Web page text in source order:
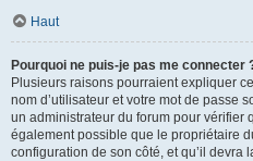
Haut
Pourquoi ne puis-je pas me connecter
Plusieurs raisons pourraient expliquer
nom d’utilisateur et votre mot de passe
un administrateur du forum pour vérifier
également possible que le propriétaire
configuration de son côté, et qu’il devra